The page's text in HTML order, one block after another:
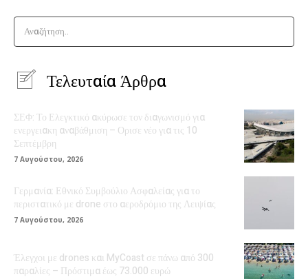
Αναζήτηση..
Τελευταία Άρθρα
ΣΕΦ: Το Ελεγκτικό ακύρωσε τον διαγωνισμό για
ενεργειακη αναβάθμιση – Ορισε νέο για τις 10
Σεπτέμβρη
7 Αυγούστου, 2026
Γερμανία: Εθνικό Συμβούλιο Ασφαλείας για το
περιστατικό με drone στο αεροδρόμιο της Λειψίας
7 Αυγούστου, 2026
Έλεγχοι με drones και MyCoast σε πάνω από 300
παραλίες – Πρόστιμα έως 73.000 ευρώ